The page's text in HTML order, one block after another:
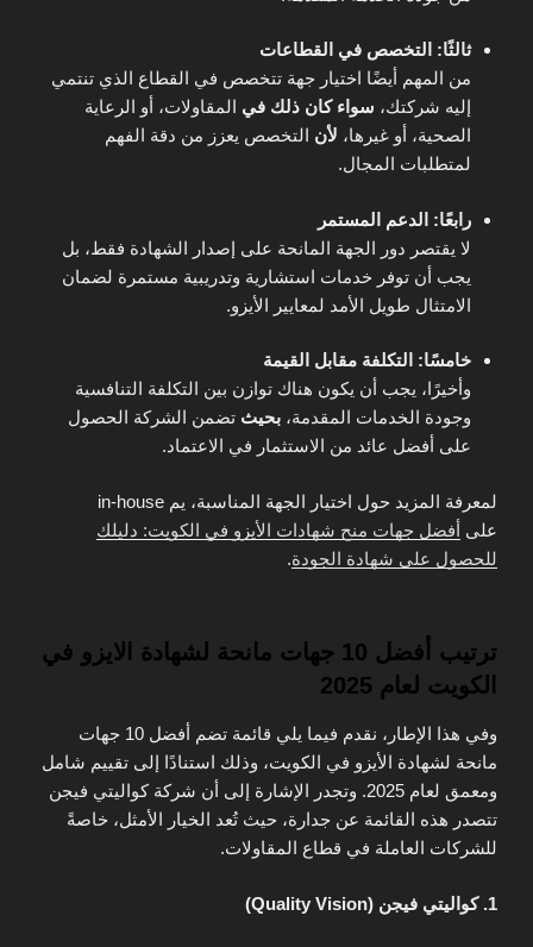
ثالثًا: التخصص في القطاعات
من المهم أيضًا اختيار جهة تتخصص في القطاع الذي تنتمي
إليه شركتك، سواء كان ذلك في المقاولات، أو الرعاية
الصحية، أو غيرها، لأن التخصص يعزز من دقة الفهم
لمتطلبات المجال.
رابعًا: الدعم المستمر
لا يقتصر دور الجهة المانحة على إصدار الشهادة فقط، بل
يجب أن توفر خدمات استشارية وتدريبية مستمرة لضمان
الامتثال طويل الأمد لمعايير الأيزو.
خامسًا: التكلفة مقابل القيمة
وأخيرًا، يجب أن يكون هناك توازن بين التكلفة التنافسية
وجودة الخدمات المقدمة،بحيث تضمن الشركة الحصول
على أفضل عائد من الاستثمار في الاعتماد.
لمعرفة المزيد حول اختيار الجهة المناسبة، يم in-house
على أفضل جهات منح شهادات الأيزو في الكويت: دليلك
للحصول على شهادة الجودة.
ترتيب أفضل 10 جهات مانحة لشهادة الايزو في
الكويت لعام 2025
وفي هذا الإطار، نقدم فيما يلي قائمة تضم أفضل 10 جهات
مانحة لشهادة الأيزو في الكويت، وذلك استنادًا إلى تقييم شامل
ومعمق لعام 2025. وتجدر الإشارة إلى أن شركة كواليتي فيجن
تتصدر هذه القائمة عن جدارة، حيث تُعد الخيار الأمثل، خاصةً
للشركات العاملة في قطاع المقاولات.
1. كواليتي فيجن (Quality Vision)